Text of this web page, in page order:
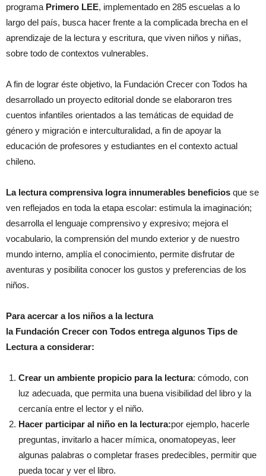
programa Primero LEE, implementado en 285 escuelas a lo
largo del país, busca hacer frente a la complicada brecha en el
aprendizaje de la lectura y escritura, que viven niños y niñas,
sobre todo de contextos vulnerables.
A fin de lograr éste objetivo, la Fundación Crecer con Todos ha
desarrollado un proyecto editorial donde se elaboraron tres
cuentos infantiles orientados a las temáticas de equidad de
género y migración e interculturalidad, a fin de apoyar la
educación de profesores y estudiantes en el contexto actual
chileno.
La lectura comprensiva logra innumerables beneficios que se
ven reflejados en toda la etapa escolar: estimula la imaginación;
desarrolla el lenguaje comprensivo y expresivo; mejora el
vocabulario, la comprensión del mundo exterior y de nuestro
mundo interno, amplía el conocimiento, permite disfrutar de
aventuras y posibilita conocer los gustos y preferencias de los
niños.
Para acercar a los niños a la lectura
la Fundación Crecer con Todos entrega algunos Tips de
Lectura a considerar:
Crear un ambiente propicio para la lectura: cómodo, con
luz adecuada, que permita una buena visibilidad del libro y la
cercanía entre el lector y el niño.
Hacer participar al niño en la lectura:por ejemplo, hacerle
preguntas, invitarlo a hacer mímica, onomatopeyas, leer
algunas palabras o completar frases predecibles, permitir que
pueda tocar y ver el libro.